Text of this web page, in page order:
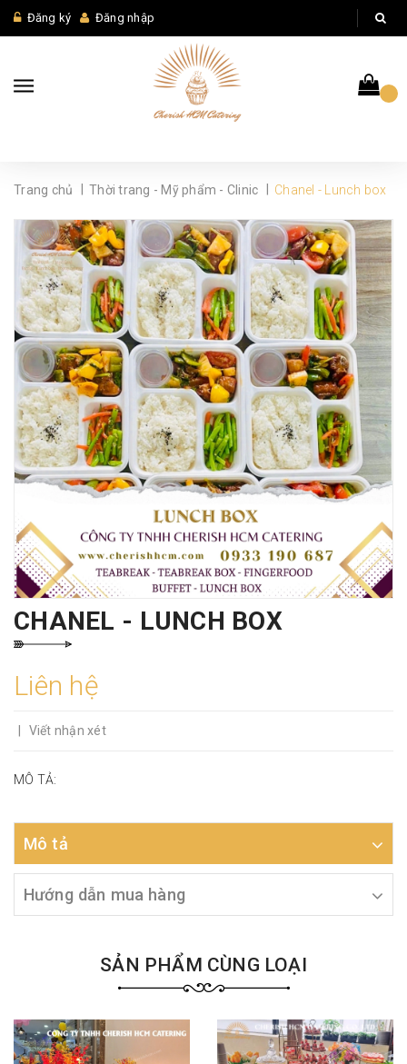
Đăng ký Đăng nhập
Trang chủ Thời trang - Mỹ phẩm - Clinic Chanel - Lunch box
CHANEL - LUNCH BOX
Liên hệ
Viết nhận xét
MÔ TẢ:
Mô tả
Hướng dẫn mua hàng
SẢN PHẨM CÙNG LOẠI